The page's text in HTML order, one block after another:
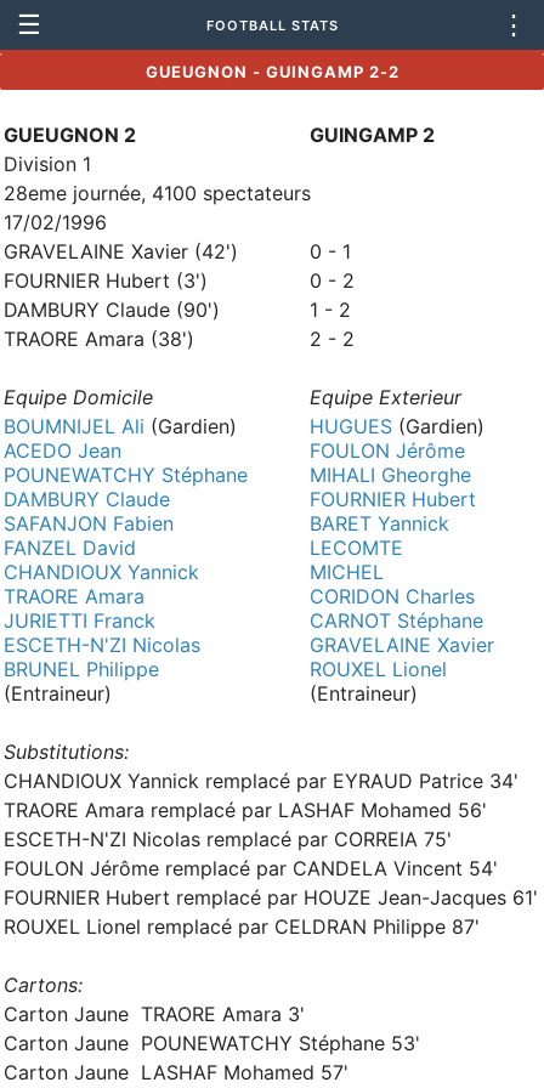
☰ FOOTBALL STATS ⋮
GUEUGNON - GUINGAMP 2-2
GUEUGNON 2
GUINGAMP 2
Division 1
28eme journée, 4100 spectateurs
17/02/1996
GRAVELAINE Xavier (42')
0 - 1
FOURNIER Hubert (3')
0 - 2
DAMBURY Claude (90')
1 - 2
TRAORE Amara (38')
2 - 2
Equipe Domicile
Equipe Exterieur
BOUMNIJEL Ali (Gardien)
ACEDO Jean
POUNEWATCHY Stéphane
DAMBURY Claude
SAFANJON Fabien
FANZEL David
CHANDIOUX Yannick
TRAORE Amara
JURIETTI Franck
ESCETH-N'ZI Nicolas
BRUNEL Philippe
(Entraineur)
HUGUES (Gardien)
FOULON Jérôme
MIHALI Gheorghe
FOURNIER Hubert
BARET Yannick
LECOMTE
MICHEL
CORIDON Charles
CARNOT Stéphane
GRAVELAINE Xavier
ROUXEL Lionel
(Entraineur)
Substitutions:
CHANDIOUX Yannick remplacé par EYRAUD Patrice 34'
TRAORE Amara remplacé par LASHAF Mohamed 56'
ESCETH-N'ZI Nicolas remplacé par CORREIA 75'
FOULON Jérôme remplacé par CANDELA Vincent 54'
FOURNIER Hubert remplacé par HOUZE Jean-Jacques 61'
ROUXEL Lionel remplacé par CELDRAN Philippe 87'
Cartons:
Carton Jaune TRAORE Amara 3'
Carton Jaune POUNEWATCHY Stéphane 53'
Carton Jaune LASHAF Mohamed 57'